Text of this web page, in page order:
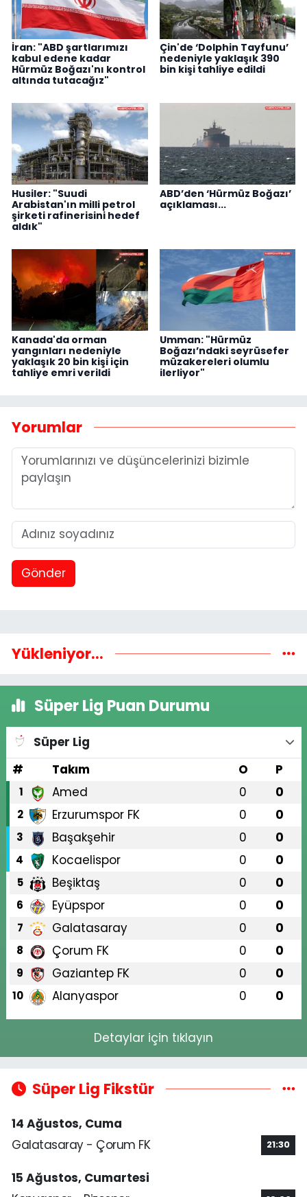
İran: "ABD şartlarımızı
kabul edene kadar
Hürmüz Boğazı'nı kontrol
altında tutacağız"
Çin'de ‘Dolphin Tayfunu’
nedeniyle yaklaşık 390
bin kişi tahliye edildi
Husiler: "Suudi
Arabistan'ın milli petrol
şirketi rafinerisini hedef
aldık"
ABD’den ‘Hürmüz Boğazı’
açıklaması...
Kanada'da orman
yangınları nedeniyle
yaklaşık 20 bin kişi için
tahliye emri verildi
Umman: "Hürmüz
Boğazı’ndaki seyrüsefer
müzakereleri olumlu
ilerliyor"
Yorumlar
Gönder
Yükleniyor...
Süper Lig Puan Durumu
Süper Lig
#
Takım O P
1 Amed 0 0
2 Erzurumspor FK 0 0
3 Başakşehir 0 0
4 Kocaelispor 0 0
5 Beşiktaş 0 0
6 Eyüpspor 0 0
7 Galatasaray 0 0
8 Çorum FK 0 0
9 Gaziantep FK 0 0
10 Alanyaspor 0 0
Detaylar için tıklayın
Süper Lig Fikstür
14 Ağustos, Cuma
Galatasaray - Çorum FK
21:30
15 Ağustos, Cumartesi